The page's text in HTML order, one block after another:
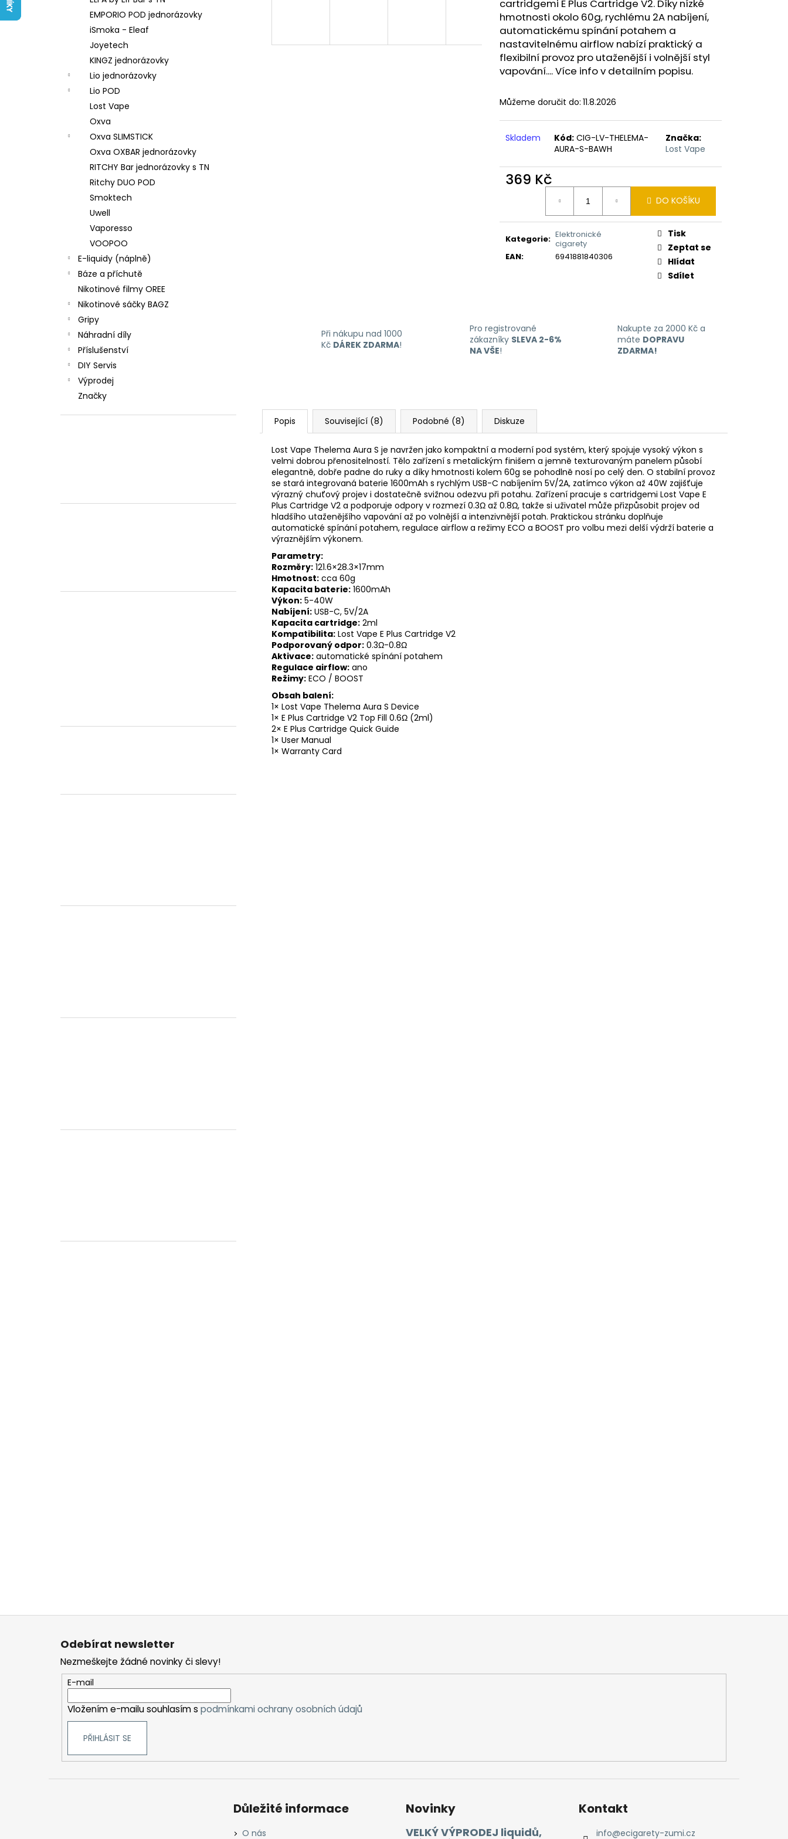
EMPORIO POD jednorázovky
iSmoka - Eleaf
Joyetech
KINGZ jednorázovky
Lio jednorázovky
Lio POD
Lost Vape
Oxva
Oxva SLIMSTICK
Oxva OXBAR jednorázovky
RITCHY Bar jednorázovky s TN
Ritchy DUO POD
Smoktech
Uwell
Vaporesso
VOOPOO
E-liquidy (náplně)
Báze a příchutě
Nikotinové filmy OREE
Nikotinové sáčky BAGZ
Gripy
Náhradní díly
Příslušenství
DIY Servis
Výprodej
Značky
cartridgemi E Plus Cartridge V2. Díky nízké
hmotnosti okolo 60g, rychlému 2A nabíjení,
automatickému spínání potahem a
nastavitelnému airflow nabízí praktický a
flexibilní provoz pro utaženější i volnější styl
vapování.... Více info v detailním popisu.
Můžeme doručit do: 11.8.2026
Skladem Kód: CIG-LV-THELEMA-
AURA-S-BAWH
Značka:
Lost Vape
369 Kč
DO KOŠÍKU
Kategorie: Elektronické
cigarety
EAN: 6941881840306
Tisk
Zeptat se
Hlídat
Sdílet
Při nákupu nad 1000
Kč DÁREK ZDARMA!
Pro registrované
zákazníky SLEVA 2-6%
NA VŠE!
Nakupte za 2000 Kč a
máte DOPRAVU
ZDARMA!
Popis Související (8) Podobné (8) Diskuze
Lost Vape Thelema Aura S je navržen jako kompaktní a moderní pod systém, který spojuje vysoký výkon s
velmi dobrou přenositelností. Tělo zařízení s metalickým finišem a jemně texturovaným panelem působí
elegantně, dobře padne do ruky a díky hmotnosti kolem 60g se pohodlně nosí po celý den. O stabilní provoz
se stará integrovaná baterie 1600mAh s rychlým USB-C nabíjením 5V/2A, zatímco výkon až 40W zajišťuje
výrazný chuťový projev i dostatečně svižnou odezvu při potahu. Zařízení pracuje s cartridgemi Lost Vape E
Plus Cartridge V2 a podporuje odpory v rozmezí 0.3Ω až 0.8Ω, takže si uživatel může přizpůsobit projev od
hladšího utaženějšího vapování až po volnější a intenzivnější potah. Praktickou stránku doplňuje
automatické spínání potahem, regulace airflow a režimy ECO a BOOST pro volbu mezi delší výdrží baterie a
výraznějším výkonem.
Parametry:
Rozměry: 121.6×28.3×17mm
Hmotnost: cca 60g
Kapacita baterie: 1600mAh
Výkon: 5-40W
Nabíjení: USB-C, 5V/2A
Kapacita cartridge: 2ml
Kompatibilita: Lost Vape E Plus Cartridge V2
Podporovaný odpor: 0.3Ω-0.8Ω
Aktivace: automatické spínání potahem
Regulace airflow: ano
Režimy: ECO / BOOST
Obsah balení:
1× Lost Vape Thelema Aura S Device
1× E Plus Cartridge V2 Top Fill 0.6Ω (2ml)
2× E Plus Cartridge Quick Guide
1× User Manual
1× Warranty Card
LIQUID ARAMAX 4PACK CIGAR
TOBACCO 4X10ML-18MG
558 Kč
LIQUID LIQUA AMERICAN BLEND 10ML-
6MG (AMERICKÝ MÍCHANÝ TABÁK)
Odebírat newsletter
Nezmeškejte žádné novinky či slevy!
E-mail
Vložením e-mailu souhlasím s podmínkami ochrany osobních údajů
PŘIHLÁSIT SE
Důležité informace
O nás
Novinky
VELKÝ VÝPRODEJ liquidů,
Kontakt
info@ecigarety-zumi.cz